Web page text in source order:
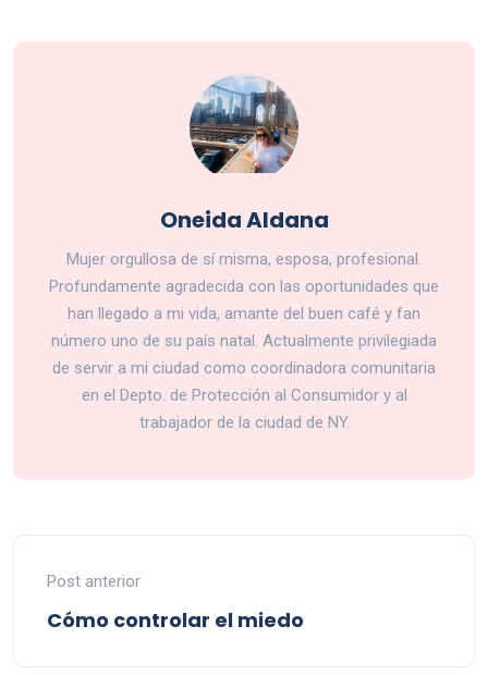
Oneida Aldana
Mujer orgullosa de sí misma, esposa, profesional.
Profundamente agradecida con las oportunidades que
han llegado a mi vida, amante del buen café y fan
número uno de su país natal. Actualmente privilegiada
de servir a mi ciudad como coordinadora comunitaria
en el Depto. de Protección al Consumidor y al
trabajador de la ciudad de NY.
Post anterior
Cómo controlar el miedo